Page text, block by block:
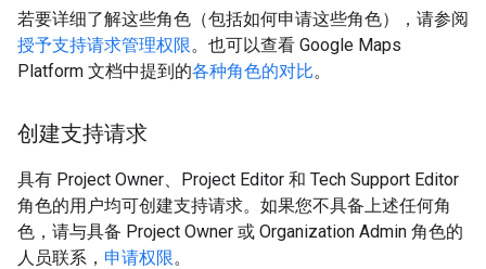
若要详细了解这些角色（包括如何申请这些角色），请参阅
授予支持请求管理权限。也可以查看 Google Maps
Platform 文档中提到的各种角色的对比。
创建支持请求
具有 Project Owner、Project Editor 和 Tech Support Editor
角色的用户均可创建支持请求。如果您不具备上述任何角
色，请与具备 Project Owner 或 Organization Admin 角色的
人员联系， 申请权限。